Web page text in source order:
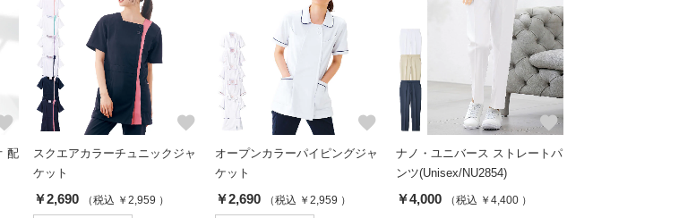
配
favorite
スクエアカラーチュニックジャ
ケット
￥2,690 （税込 ￥2,959 ）
favorite
オープンカラーパイピングジャ
ケット
￥2,690 （税込 ￥2,959 ）
favorite
ナノ・ユニバース ストレートパ
ンツ(Unisex/NU2854)
￥4,000 （税込 ￥4,400 ）